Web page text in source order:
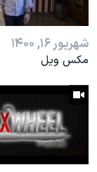
نرگس محمدی
همایش
سفر پرزیدنت
شهریور ۱۶, ۱۴۰۰
مکس ویل